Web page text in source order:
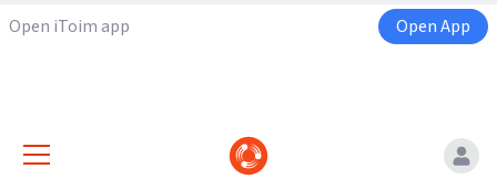
Open iToim app Open App